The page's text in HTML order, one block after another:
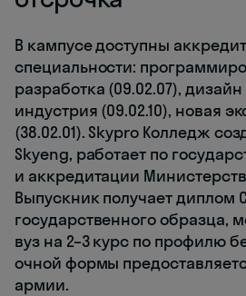
В кампусе доступны
специальности:
разработка (09.02.07), дизайн
индустрия (09.02.10), новая
(38.02.01). Skypro Колледж
Skyeng, работает по
и аккредитации
Выпускник получает диплом
государственного образца,
вуз на 2–3 курс по профилю
очной формы
армии.